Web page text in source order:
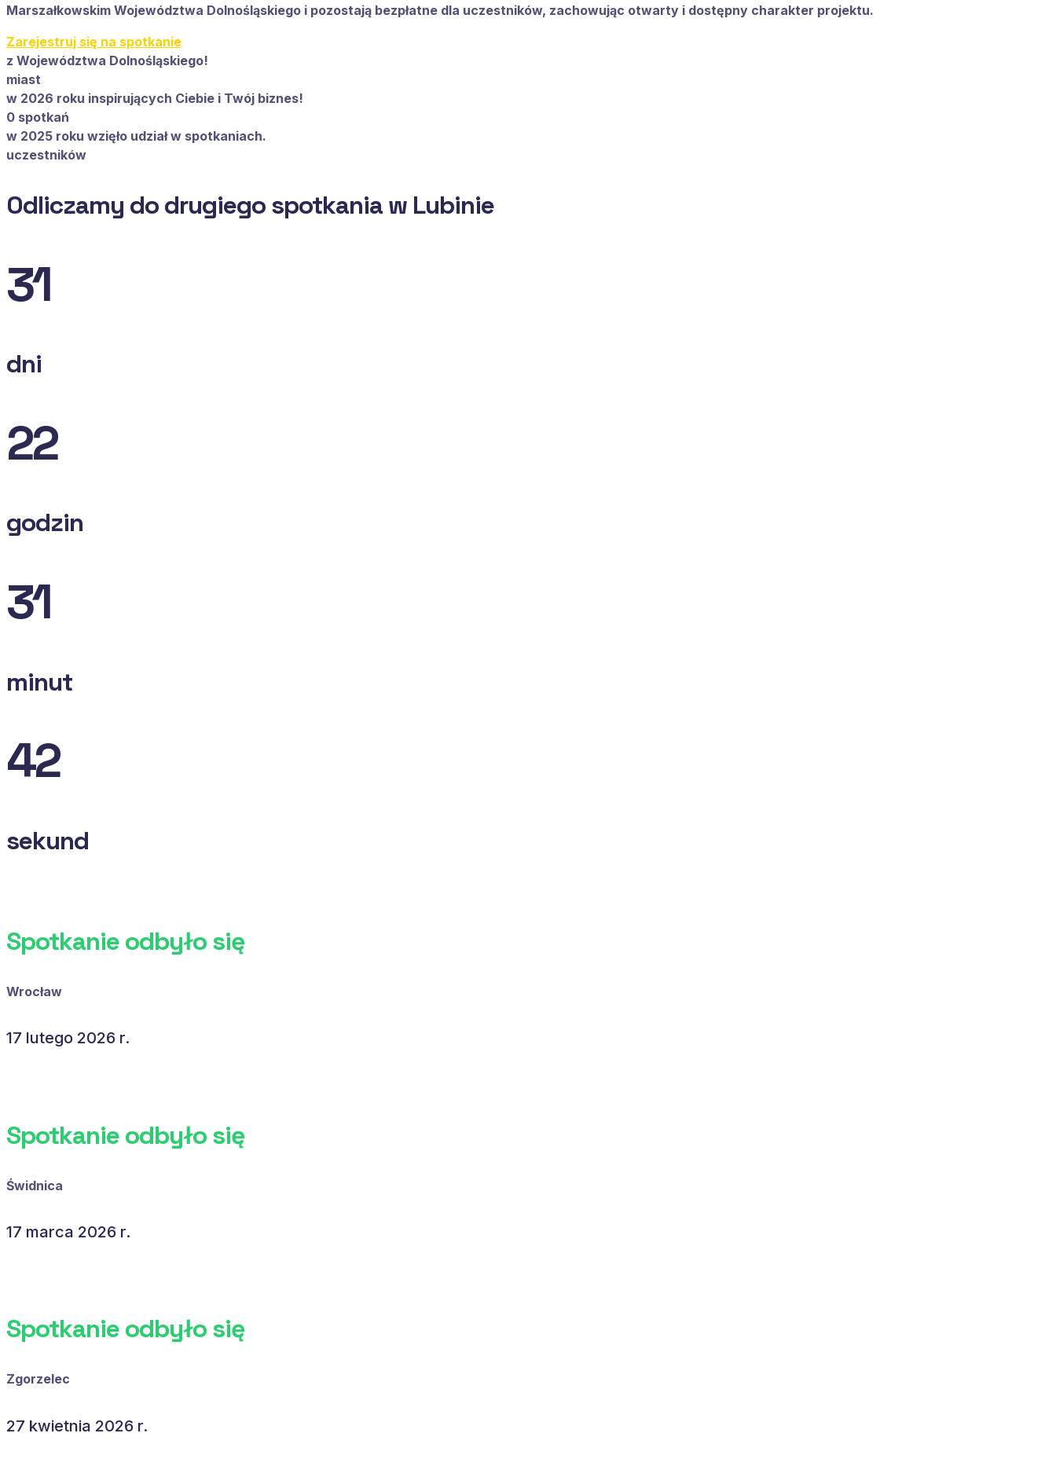
Marszałkowskim Województwa Dolnośląskiego i pozostają bezpłatne dla uczestników, zachowując otwarty i dostępny charakter projektu.
Zarejestruj się na spotkanie
z Województwa Dolnośląskiego!
miast
w 2026 roku inspirujących Ciebie i Twój biznes!
0 spotkań
w 2025 roku wzięło udział w spotkaniach.
uczestników
Odliczamy do drugiego spotkania w Lubinie
31
dni
22
godzin
31
minut
41
sekund
Spotkanie odbyło się
Wrocław
17 lutego 2026 r.
Spotkanie odbyło się
Świdnica
17 marca 2026 r.
Spotkanie odbyło się
Zgorzelec
27 kwietnia 2026 r.